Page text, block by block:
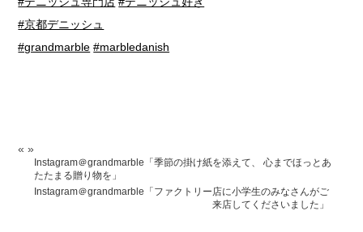
#京都デニッシュ
#grandmarble #marbledanish
«
Instagram＠grandmarble「季節の掛け紙を添えて、 心までほっとあ
たたまる贈り物を」
Instagram＠grandmarble「ファクトリー店に小学生のみなさんがご
来店してくださいました」
»